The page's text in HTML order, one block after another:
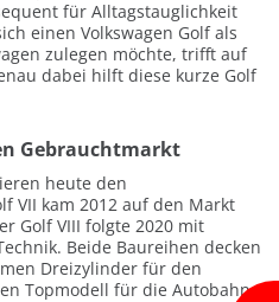
für Alltagstauglichkeit
einen Volkswagen Golf als
zulegen möchte, trifft auf
dabei hilft diese kurze Golf
Gebrauchtmarkt
heute den
VII kam 2012 auf den Markt
Golf VIII folgte 2020 mit
Beide Baureihen decken
Dreizylinder für den
Topmodell für die Autobahn.